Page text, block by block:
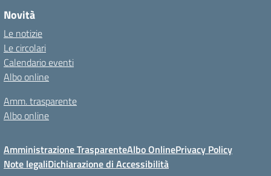
Novità
Le notizie
Le circolari
Calendario eventi
Albo online
Amm. trasparente
Albo online
Amministrazione TrasparenteAlbo OnlinePrivacy Policy
Note legaliDichiarazione di Accessibilità